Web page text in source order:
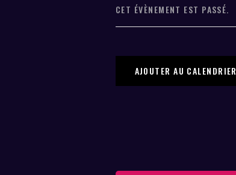
CET ÉVÈNEMENT EST PASSÉ.
AJOUTER AU CALENDRIER